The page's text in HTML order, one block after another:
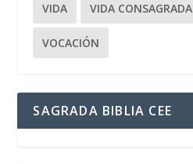
VIDA VIDA CONSAGRADA
VOCACIÓN
SAGRADA BIBLIA CEE